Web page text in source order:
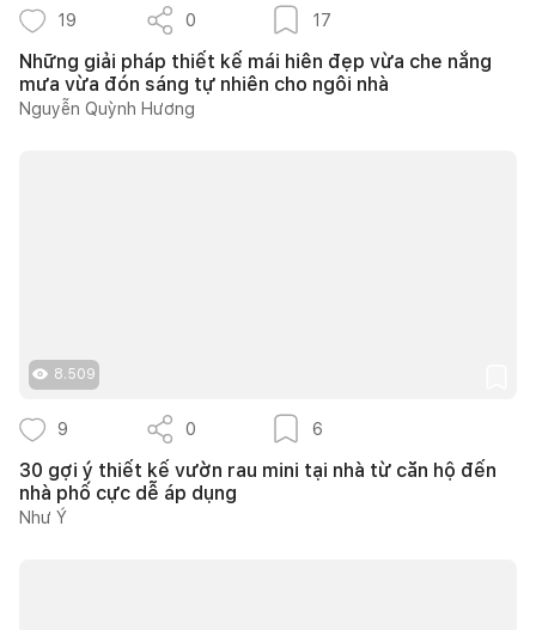
19 0 17
Những giải pháp thiết kế mái hiên đẹp vừa che nắng
mưa vừa đón sáng tự nhiên cho ngôi nhà
Nguyễn Quỳnh Hương
8.509
9 0 6
30 gợi ý thiết kế vườn rau mini tại nhà từ căn hộ đến
nhà phố cực dễ áp dụng
Như Ý